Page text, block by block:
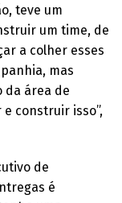
teve um
um time, de
a colher esses
mas
da área de
construir isso”,
de
é